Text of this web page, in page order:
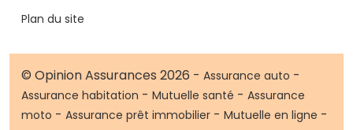
Plan du site
© Opinion Assurances 2026 - Assurance auto -
Assurance habitation - Mutuelle santé - Assurance
moto - Assurance prêt immobilier - Mutuelle en ligne -